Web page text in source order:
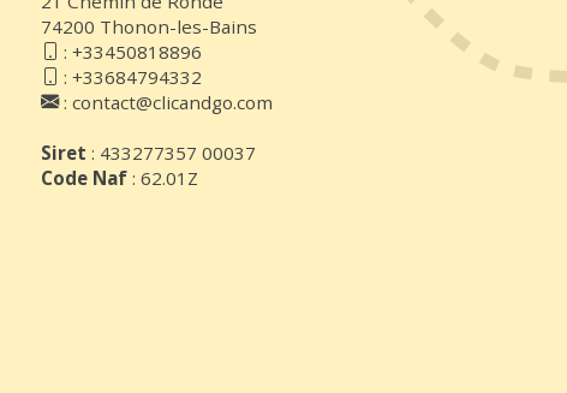
74200 Thonon-les-Bains
: +33450818896
: +33684794332
: contact@clicandgo.com
Siret : 433277357 00037
Code Naf : 62.01Z